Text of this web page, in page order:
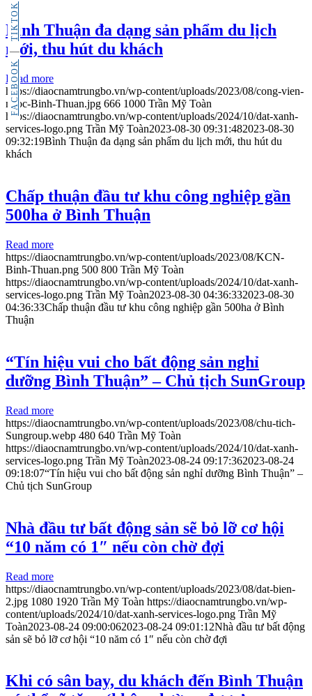
FACEBOOK
TIKTOK
Bình Thuận đa dạng sản phẩm du lịch
mới, thu hút du khách
Read more
https://diaocnamtrungbo.vn/wp-content/uploads/2023/08/cong-vien-
nuoc-Binh-Thuan.jpg 666 1000 Trần Mỹ Toàn
https://diaocnamtrungbo.vn/wp-content/uploads/2024/10/dat-xanh-
services-logo.png Trần Mỹ Toàn2023-08-30 09:31:482023-08-30
09:32:19Bình Thuận đa dạng sản phẩm du lịch mới, thu hút du
khách
Chấp thuận đầu tư khu công nghiệp gần
500ha ở Bình Thuận
Read more
https://diaocnamtrungbo.vn/wp-content/uploads/2023/08/KCN-
Binh-Thuan.png 500 800 Trần Mỹ Toàn
https://diaocnamtrungbo.vn/wp-content/uploads/2024/10/dat-xanh-
services-logo.png Trần Mỹ Toàn2023-08-30 04:36:332023-08-30
04:36:33Chấp thuận đầu tư khu công nghiệp gần 500ha ở Bình
Thuận
“Tín hiệu vui cho bất động sản nghỉ
dưỡng Bình Thuận” – Chủ tịch SunGroup
Read more
https://diaocnamtrungbo.vn/wp-content/uploads/2023/08/chu-tich-
Sungroup.webp 480 640 Trần Mỹ Toàn
https://diaocnamtrungbo.vn/wp-content/uploads/2024/10/dat-xanh-
services-logo.png Trần Mỹ Toàn2023-08-24 09:17:362023-08-24
09:18:07“Tín hiệu vui cho bất động sản nghỉ dưỡng Bình Thuận” –
Chủ tịch SunGroup
Nhà đầu tư bất động sản sẽ bỏ lỡ cơ hội
“10 năm có 1″ nếu còn chờ đợi
Read more
https://diaocnamtrungbo.vn/wp-content/uploads/2023/08/dat-bien-
2.jpg 1080 1920 Trần Mỹ Toàn https://diaocnamtrungbo.vn/wp-
content/uploads/2024/10/dat-xanh-services-logo.png Trần Mỹ
Toàn2023-08-24 09:00:062023-08-24 09:01:12Nhà đầu tư bất động
sản sẽ bỏ lỡ cơ hội “10 năm có 1″ nếu còn chờ đợi
Khi có sân bay, du khách đến Bình Thuận